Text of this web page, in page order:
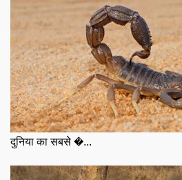
दुनिया का सबसे �...